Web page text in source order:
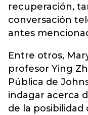
recuperación,
conversación
antes
Entre otros,
profesor Ying
Pública de
indagar acerca
de la posibilidad